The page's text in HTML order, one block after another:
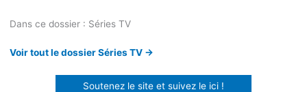
Dans ce dossier : Séries TV
Voir tout le dossier Séries TV →
Soutenez le site et suivez le ici !